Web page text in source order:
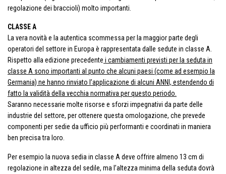
regolazione dei braccioli) molto importanti.
CLASSE A
La vera novità e la autentica scommessa per la maggior parte degli
operatori del settore in Europa è rappresentata dalle sedute in classe A.
Rispetto alla edizione precedente i cambiamenti previsti per la seduta in
classe A sono importanti al punto che alcuni paesi (come ad esempio la
Germania) ne hanno rinviato l’applicazione di alcuni ANNI, estendendo di
fatto la validità della vecchia normativa per questo periodo.
Saranno necessarie molte risorse e sforzi impegnativi da parte delle
industrie del settore, per ottenere questa omologazione, che prevede
componenti per sedie da ufficio più performanti e coordinati in maniera
ben precisa tra loro.
Per esempio la nuova sedia in classe A deve offrire almeno 13 cm di
regolazione in altezza del sedile, ma l’altezza minima della seduta dovrà